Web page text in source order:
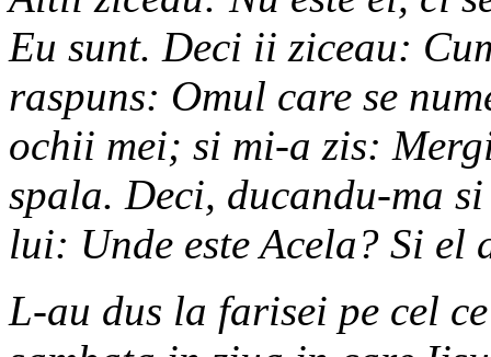
Eu sunt. Deci ii ziceau:
raspuns: Omul care se
ochii mei; si mi-a zis:
spala. Deci, ducandu-ma
lui: Unde este Acela? Si el
L-au dus la farisei pe cel